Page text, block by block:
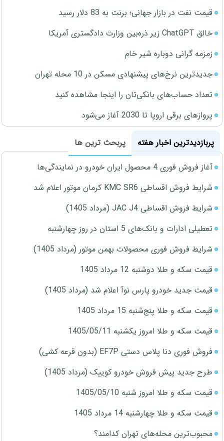
قیمت نفت در بازار جهانی؛ برنت به 83 دلار رسید
خالق ChatGPT زیر ذره‌بین وزارت دادگستری آمریکا
زمزمه گرانی دوباره شیر خام
جدیدترین نرخ‌های پیشنهادی مسکن در 10 محله تهران
تعداد حساب‌های بانکی‌تان را اینجا مشاهده کنید
پروازهای برقی اروپا تا 2030 آغاز می‌شود
پربازدیدترین اخبار هفته
پربحث ترین ها
آغاز فروش فوری 4 محصول ایران خودرو در نمایندگی‌ها
شرایط فروش اقساطی KMC SR6 کرمان موتور اعلام شد
شرایط فروش اقساطی JAC J4 (مرداد 1405)
تعطیلی ادارات و بانک‌های 5 استان در روز چهارشنبه
شرایط فروش فوری محصولات بهمن موتور (مرداد 1405)
قیمت سکه و طلا دوشنبه 12 مرداد 1405
قیمت جدید خودرو پارس نوآ اعلام شد (مرداد 1405)
قیمت سکه و طلا پنج‌شنبه 15 مرداد 1405
قیمت سکه و طلا امروز یکشنبه 1405/05/11
فروش فوری دنا پلاس دستی EF7P (بدون قرعه کشی)
طرح جدید پیش فروش خودرو کوییک (مرداد 1405)
قیمت سکه و طلا امروز شنبه 1405/05/10
قیمت سکه و طلا چهارشنبه 14 مرداد 1405
محبوب‌ترین محله‌های تهران کدامند؟